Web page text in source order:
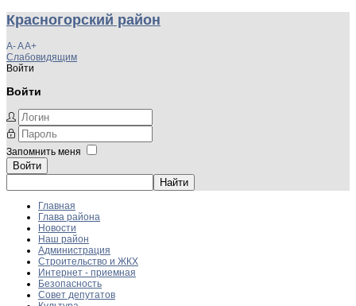
Красногорский район
A-AA+
Слабовидящим
Войти
Войти
Запомнить меня
Войти
Главная
Глава района
Новости
Наш район
Администрация
Строительство и ЖКХ
Интернет - приемная
Безопасность
Совет депутатов